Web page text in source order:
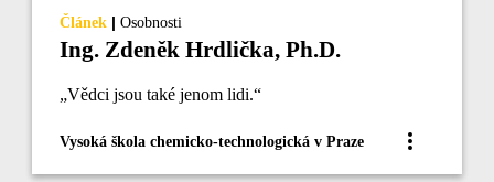
Článek | Osobnosti
Ing. Zdeněk Hrdlička, Ph.D.
„Vědci jsou také jenom lidi.“
Vysoká škola chemicko-technologická v Praze